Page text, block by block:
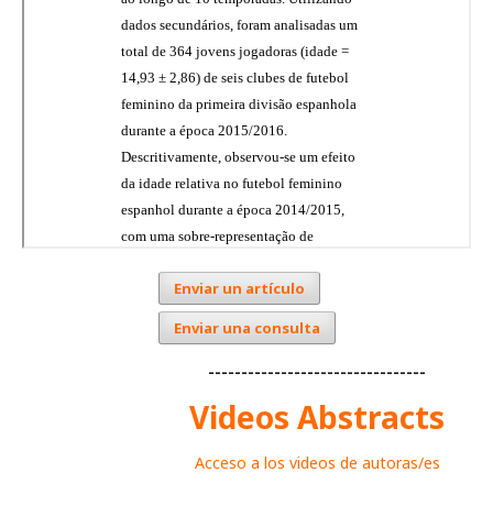
Enviar un artículo
Enviar una consulta
---------------------------------
Videos Abstracts
Acceso a los videos de autoras/es